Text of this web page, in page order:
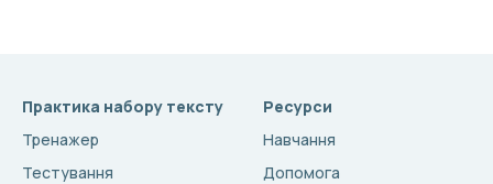
Практика набору тексту
Тренажер
Тестування
Ресурси
Навчання
Допомога